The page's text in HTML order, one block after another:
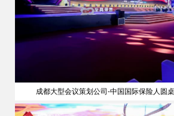
成都大型会议策划公司-中国国际保险人圆